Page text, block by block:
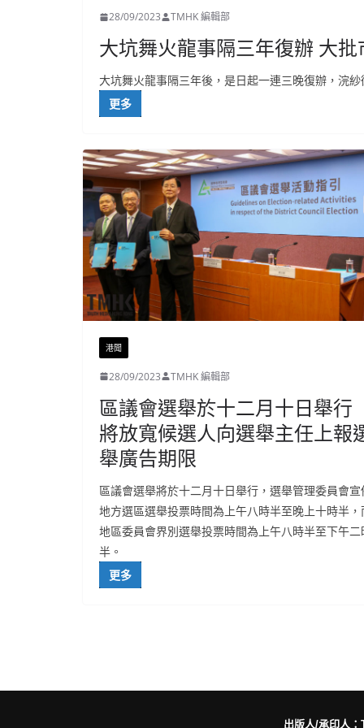
28/09/2023 TMHK 編輯部
大坑舞火龍事隔三年復辦 大
大坑舞火龍事隔三年後，是日起一連三晚復辦，浣
更多
港聞
28/09/2023 TMHK 編輯部
區議會選舉於十二月十日舉行
將放寬候選人向選舉主任上報
舉廣告期限
區議會選舉將於十二月十日舉行，選舉管理委員會宣
地方選區選舉投票時間為上午八時半至晚上十時半，
地區委員會界別選舉投票時間為上午八時半至下午二
半。
更多
出版人/承印人